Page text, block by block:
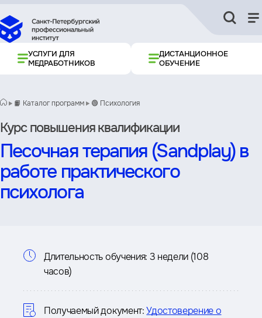
УСЛУГИ ДЛЯ
МЕДРАБОТНИКОВ
ДИСТАНЦИОННОЕ
ОБУЧЕНИЕ
📙 Каталог программ 🟢 Психология
Курс повышения квалификации
Песочная терапия (Sandplay) в
работе практического
психолога
Информация
курсе
Длительность обучения: 3 недели (108
часов)
Получаемый документ: Удостоверение о